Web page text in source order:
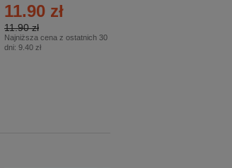
11.90 zł
11.90 zł
Najniższa cena z ostatnich 30
dni: 9.40 zł